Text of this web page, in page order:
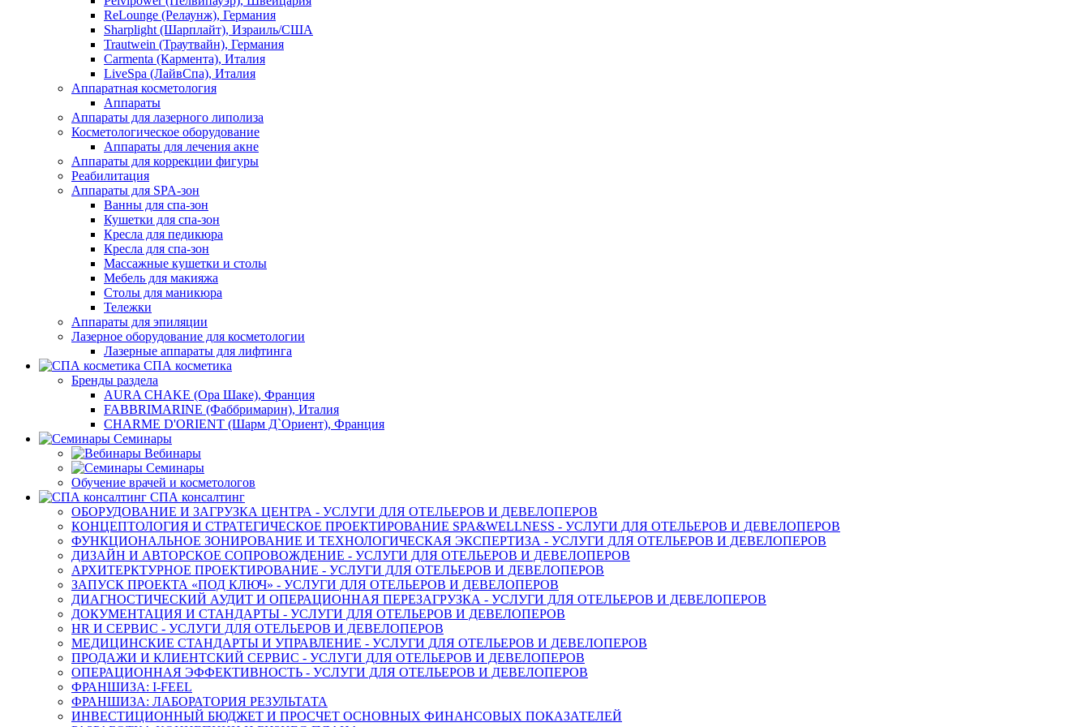
ReLounge (Релаунж), Германия
Sharplight (Шарплайт), Израиль/США
Trautwein (Траутвайн), Германия
Carmenta (Кармента), Италия
LiveSpa (ЛайвСпа), Италия
Аппаратная косметология
Аппараты
Аппараты для лазерного липолиза
Косметологическое оборудование
Аппараты для лечения акне
Аппараты для коррекции фигуры
Реабилитация
Аппараты для SPA-зон
Ванны для спа-зон
Кушетки для спа-зон
Кресла для педикюра
Кресла для спа-зон
Массажные кушетки и столы
Мебель для макияжа
Столы для маникюра
Тележки
Аппараты для эпиляции
Лазерное оборудование для косметологии
Лазерные аппараты для лифтинга
СПА косметика
Бренды раздела
AURA CHAKE (Ора Шаке), Франция
FABBRIMARINE (Фаббримарин), Италия
CHARME D'ORIENT (Шарм Д`Ориент), Франция
Семинары
Вебинары
Семинары
Обучение врачей и косметологов
СПА консалтинг
ОБОРУДОВАНИЕ И ЗАГРУЗКА ЦЕНТРА - УСЛУГИ ДЛЯ ОТЕЛЬЕРОВ И ДЕВЕЛОПЕРОВ
КОНЦЕПТОЛОГИЯ И СТРАТЕГИЧЕСКОЕ ПРОЕКТИРОВАНИЕ SPA&WELLNESS - УСЛУГИ ДЛЯ ОТЕЛЬЕРОВ И ДЕВЕЛОПЕРОВ
ФУНКЦИОНАЛЬНОЕ ЗОНИРОВАНИЕ И ТЕХНОЛОГИЧЕСКАЯ ЭКСПЕРТИЗА - УСЛУГИ ДЛЯ ОТЕЛЬЕРОВ И ДЕВЕЛОПЕРОВ
ДИЗАЙН И АВТОРСКОЕ СОПРОВОЖДЕНИЕ - УСЛУГИ ДЛЯ ОТЕЛЬЕРОВ И ДЕВЕЛОПЕРОВ
АРХИТЕРКТУРНОЕ ПРОЕКТИРОВАНИЕ - УСЛУГИ ДЛЯ ОТЕЛЬЕРОВ И ДЕВЕЛОПЕРОВ
ЗАПУСК ПРОЕКТА «ПОД КЛЮЧ» - УСЛУГИ ДЛЯ ОТЕЛЬЕРОВ И ДЕВЕЛОПЕРОВ
ДИАГНОСТИЧЕСКИЙ АУДИТ И ОПЕРАЦИОННАЯ ПЕРЕЗАГРУЗКА - УСЛУГИ ДЛЯ ОТЕЛЬЕРОВ И ДЕВЕЛОПЕРОВ
ДОКУМЕНТАЦИЯ И СТАНДАРТЫ - УСЛУГИ ДЛЯ ОТЕЛЬЕРОВ И ДЕВЕЛОПЕРОВ
HR И СЕРВИС - УСЛУГИ ДЛЯ ОТЕЛЬЕРОВ И ДЕВЕЛОПЕРОВ
МЕДИЦИНСКИЕ СТАНДАРТЫ И УПРАВЛЕНИЕ - УСЛУГИ ДЛЯ ОТЕЛЬЕРОВ И ДЕВЕЛОПЕРОВ
ПРОДАЖИ И КЛИЕНТСКИЙ СЕРВИС - УСЛУГИ ДЛЯ ОТЕЛЬЕРОВ И ДЕВЕЛОПЕРОВ
ОПЕРАЦИОННАЯ ЭФФЕКТИВНОСТЬ - УСЛУГИ ДЛЯ ОТЕЛЬЕРОВ И ДЕВЕЛОПЕРОВ
ФРАНШИЗА: I-FEEL
ФРАНШИЗА: ЛАБОРАТОРИЯ РЕЗУЛЬТАТА
ИНВЕСТИЦИОННЫЙ БЮДЖЕТ И ПРОСЧЕТ ОСНОВНЫХ ФИНАНСОВЫХ ПОКАЗАТЕЛЕЙ